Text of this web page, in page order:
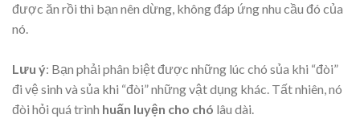
được ăn rồi thì bạn nên dừng, không đáp ứng nhu cầu đó của
nó.
Lưu ý: Bạn phải phân biệt được những lúc chó sủa khi “đòi”
đi vệ sinh và sủa khi “đòi” những vật dụng khác. Tất nhiên, nó
đòi hỏi quá trình huấn luyện cho chó lâu dài.